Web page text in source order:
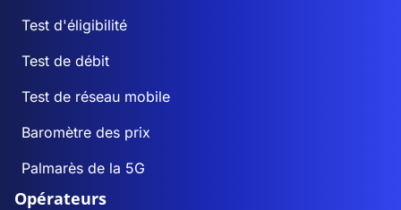
Test d'éligibilité
Test de débit
Test de réseau mobile
Baromètre des prix
Palmarès de la 5G
Opérateurs